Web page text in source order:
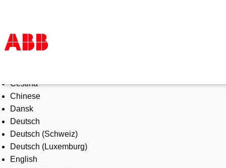
Products & Solutions
Industries
Services
About us
Where to buy
Contact us
Careers
Čeština
Chinese
Dansk
Deutsch
Deutsch (Schweiz)
Deutsch (Luxemburg)
English